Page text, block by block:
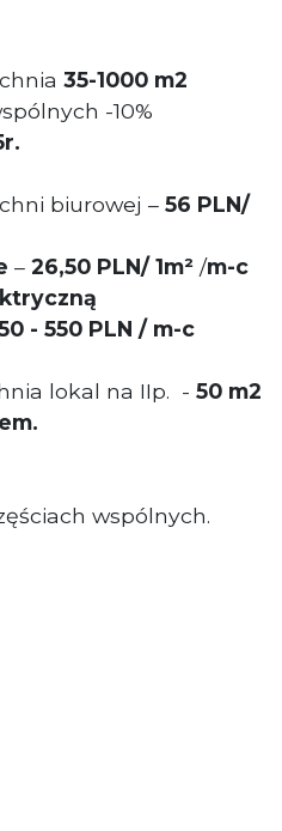
35-1000 m2
-10%
biurowej – 56 PLN/
– 26,50 PLN/ 1m² /m-c
- 550 PLN / m-c
lokal na IIp. - 50 m2
wspólnych.